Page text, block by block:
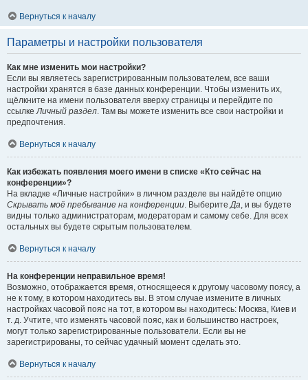
Вернуться к началу
Параметры и настройки пользователя
Как мне изменить мои настройки?
Если вы являетесь зарегистрированным пользователем, все ваши
настройки хранятся в базе данных конференции. Чтобы изменить их,
щёлкните на имени пользователя вверху страницы и перейдите по
ссылкеЛичный раздел. Там вы можете изменить все свои настройки и
предпочтения.
Вернуться к началу
Как избежать появления моего имени в списке «Кто сейчас на
конференции»?
На вкладке «Личные настройки» в личном разделе вы найдёте опцию
Скрывать моё пребывание на конференции. ВыберитеДа, и вы будете
видны только администраторам, модераторам и самому себе. Для всех
остальных вы будете скрытым пользователем.
Вернуться к началу
На конференции неправильное время!
Возможно, отображается время, относящееся к другому часовому поясу, а
не к тому, в котором находитесь вы. В этом случае измените в личных
настройках часовой пояс на тот, в котором вы находитесь: Москва, Киев и
т. д. Учтите, что изменять часовой пояс, как и большинство настроек,
могут только зарегистрированные пользователи. Если вы не
зарегистрированы, то сейчас удачный момент сделать это.
Вернуться к началу